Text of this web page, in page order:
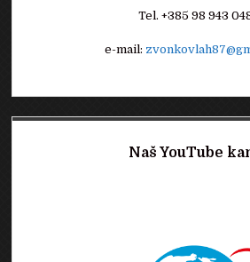
Tel. +385 98 943
e-mail:
Naš YouTube